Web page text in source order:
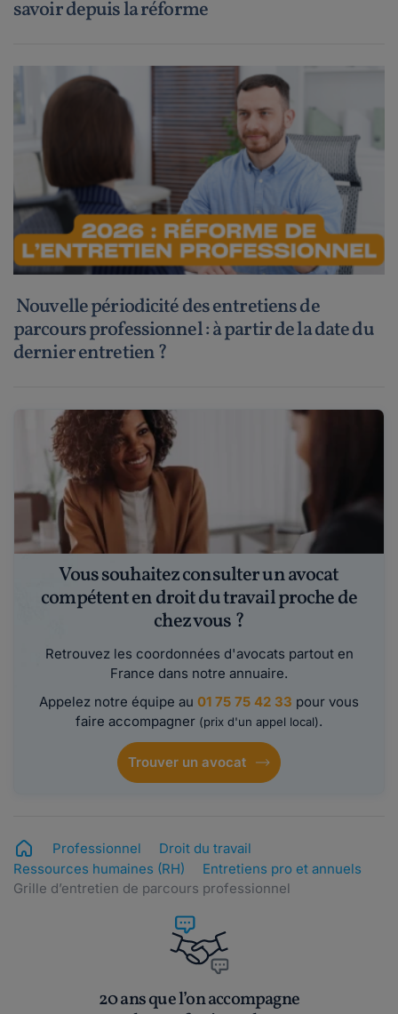
savoir depuis la réforme
Nouvelle périodicité des entretiens de
parcours professionnel : à partir de la date du
dernier entretien ?
Vous souhaitez consulter un avocat
compétent en droit du travail proche de
chez vous ?
Retrouvez les coordonnées d'avocats partout en
France dans notre annuaire.
Appelez notre équipe au 01 75 75 42 33 pour vous
faire accompagner (prix d'un appel local).
Trouver un avocat
Professionnel
Droit du travail
Ressources humaines (RH)
Entretiens pro et annuels
Grille d’entretien de parcours professionnel
20 ans que l’on accompagne